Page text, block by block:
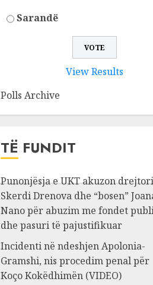
Sarandë
View Results
Polls Archive
TË FUNDIT
Punonjësja e UKT akuzon
Skerdi Drenova dhe “bosen”
Nano për abuzim me fondet
dhe pasuri të pajustifikuar
Incidenti në ndeshjen Apolonia-
Gramshi, nis procedim penal për
Koço Kokëdhimën (VIDEO)